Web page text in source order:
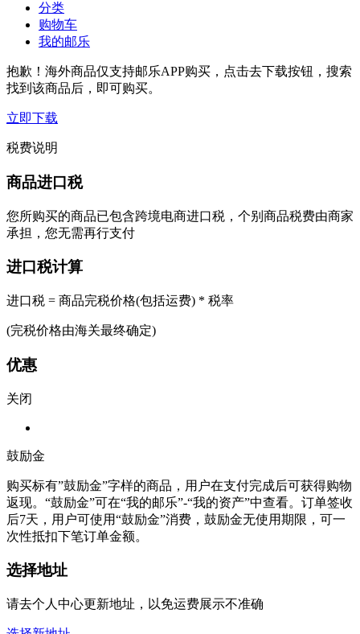
分类
购物车
我的邮乐
抱歉！海外商品仅支持邮乐APP购买，点击去下载按钮，搜索
找到该商品后，即可购买。
立即下载
税费说明
商品进口税
您所购买的商品已包含跨境电商进口税，个别商品税费由商家
承担，您无需再行支付
进口税计算
进口税 = 商品完税价格(包括运费) * 税率
(完税价格由海关最终确定)
优惠
关闭
鼓励金
购买标有”鼓励金”字样的商品，用户在支付完成后可获得购物
返现。“鼓励金”可在“我的邮乐”-“我的资产”中查看。订单签收
后7天，用户可使用“鼓励金”消费，鼓励金无使用期限，可一
次性抵扣下笔订单金额。
选择地址
请去个人中心更新地址，以免运费展示不准确